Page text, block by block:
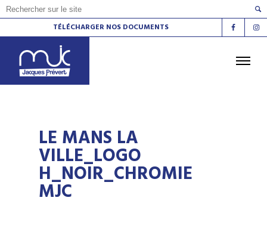
TÉLÉCHARGER NOS DOCUMENTS
LES ESPACES DE VIE SOCIALE
LA RADIO LA MJC LES LIEUX
LE MANS LA
VILLE_LOGO
H_NOIR_CHROMIE
MJC